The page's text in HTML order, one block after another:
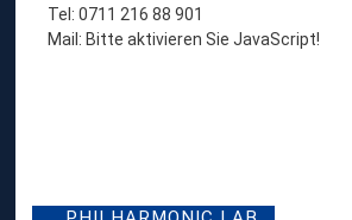
Tel: 0711 216 88 901
Mail:Bitte aktivieren Sie JavaScript!